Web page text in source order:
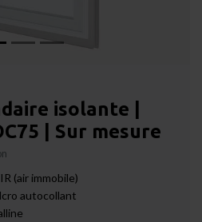
isolante |
| Sur mesure
(air immobile)
autocollant